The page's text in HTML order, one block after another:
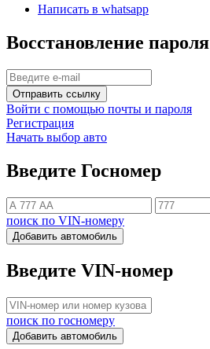
Написать в whatsapp
Восстановление пароля
Отправить ссылку
Войти с помощью почты и пароля
Регистрация
Начать выбор авто
Введите Госномер
поиск по VIN-номеру
Добавить автомобиль
Введите VIN-номер
поиск по госномеру
Добавить автомобиль